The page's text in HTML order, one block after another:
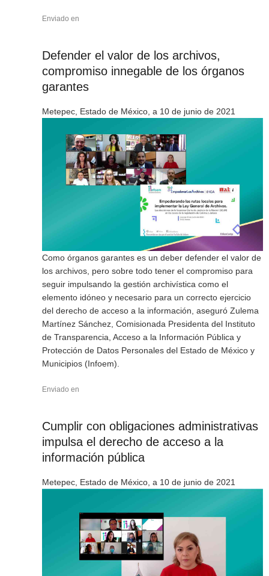
Enviado en
Defender el valor de los archivos,
compromiso innegable de los órganos
garantes
Metepec, Estado de México, a 10 de junio de 2021
Como órganos garantes es un deber defender el valor de
los archivos, pero sobre todo tener el compromiso para
seguir impulsando la gestión archivística como el
elemento idóneo y necesario para un correcto ejercicio
del derecho de acceso a la información, aseguró Zulema
Martínez Sánchez, Comisionada Presidenta del Instituto
de Transparencia, Acceso a la Información Pública y
Protección de Datos Personales del Estado de México y
Municipios (Infoem).
Enviado en
Cumplir con obligaciones administrativas
impulsa el derecho de acceso a la
información pública
Metepec, Estado de México, a 10 de junio de 2021